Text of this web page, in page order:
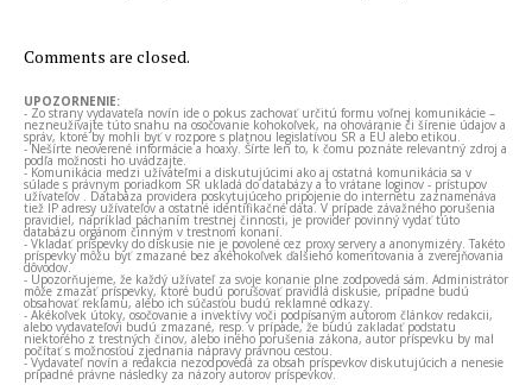
Comments are closed.
UPOZORNENIE:
- Zo strany vydavateľa novín ide o pokus zachovať určitú formu voľnej komunikácie –
nezneužívajte túto snahu na osočovanie kohokoľvek, na ohováranie či šírenie údajov a
správ, ktoré by mohli byť v rozpore s platnou legislatívou SR a EÚ alebo etikou.
- Nešírte neoverené informácie a hoaxy. Šírte len to, k čomu poznáte relevantný zdroj a
podľa možnosti ho uvádzajte.
- Komunikácia medzi užívateľmi a diskutujúcimi ako aj ostatná komunikácia sa v
súlade s právnym poriadkom SR ukladá do databázy a to vrátane loginov - prístupov
užívateľov . Databáza providera poskytujúceho pripojenie do internetu zaznamenáva
tiež IP adresy užívateľov a ostatné identifikačné dáta. V prípade závažného porušenia
pravidiel, napríklad páchaním trestnej činnosti, je provider povinný vydať túto
databázu orgánom činným v trestnom konaní.
- Vkladať príspevky do diskusie nie je povolené cez proxy servery a anonymizéry. Takéto
príspevky môžu byť zmazané bez akéhokoľvek ďalšieho komentovania a zverejňovania
dôvodov.
- Upozorňujeme, že každý užívateľ za svoje konanie plne zodpovedá sám. Administrátor
môže zmazať príspevky, ktoré budú porušovať pravidlá diskusie, prípadne budú
obsahovať reklamu, alebo ich súčasťou budú reklamné odkazy.
- Akékoľvek útoky, osočovanie a invektívy voči podpísaným autorom článkov redakcii,
alebo vydavateľovi budú zmazané, resp. v prípade, že budú zakladať podstatu
niektorého z trestných činov, alebo iného porušenia zákona, autor príspevku by mal
počítať s možnosťou zjednania nápravy právnou cestou.
- Vydavateľ novín a redakcia nezodpovedá za obsah príspevkov diskutujúcich a nenesie
prípadné právne následky za názory autorov príspevkov.